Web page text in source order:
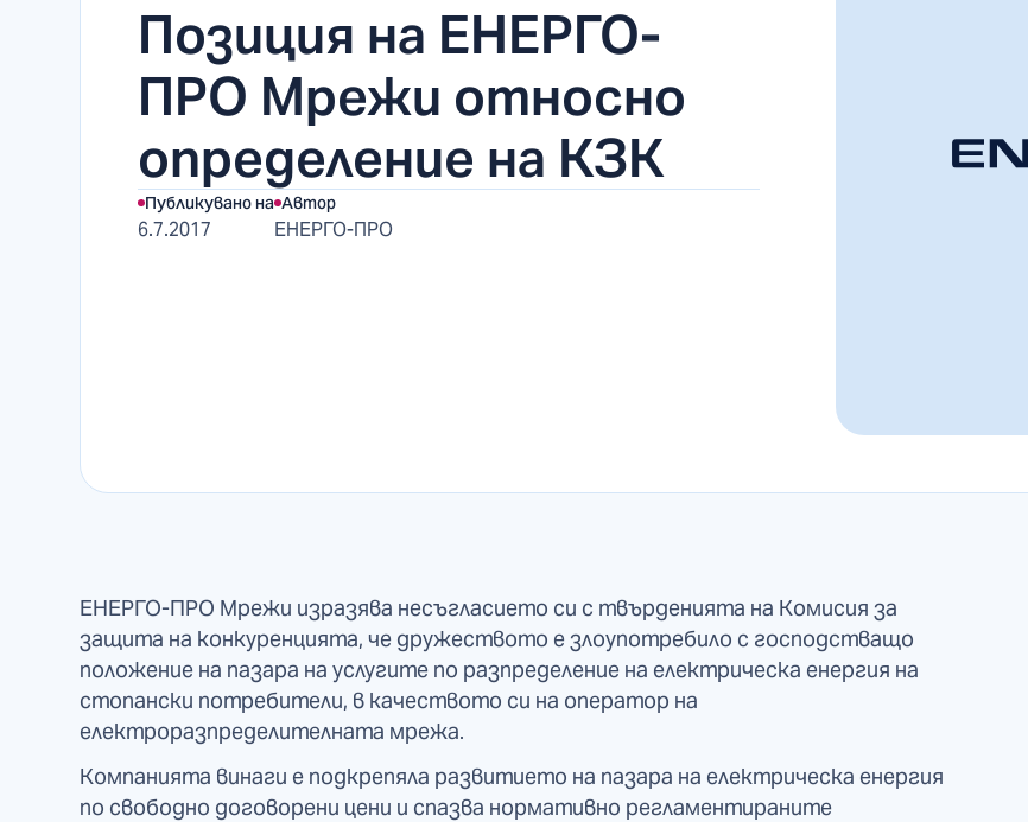
Позиция на ЕНЕРГО-
ПРО Мрежи относно
определение на КЗК
Публикувано на
6.7.2017
Автор
ЕНЕРГО-ПРО
ЕНЕРГО-ПРО Мрежи изразява несъгласието си с твърденията на Комисия за
защита на конкуренцията, че дружеството е злоупотребило с господстващо
положение на пазара на услугите по разпределение на електрическа енергия на
стопански потребители, в качеството си на оператор на
електроразпределителната мрежа.
Компанията винаги е подкрепяла развитието на пазара на електрическа енергия
по свободно договорени цени и спазва нормативно регламентираните